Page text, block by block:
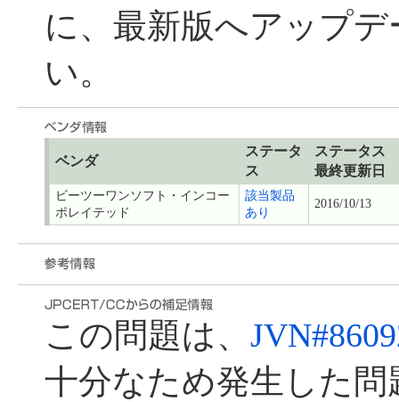
に、最新版へアップ
い。
ベンダ
ステータ
ス
ステータス
最終更新日
ビーツーワンソフト・インコー
ポレイテッド
該当製品
あり
2016/10/13
この問題は、
十分なため発生した